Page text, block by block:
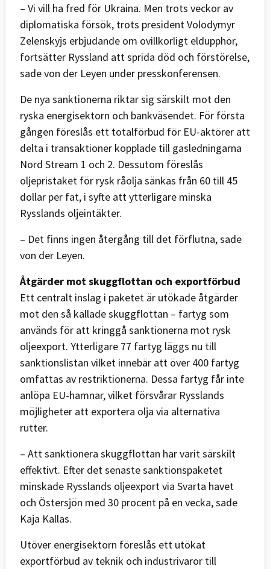
– Vi vill ha fred för Ukraina. Men trots veckor av
diplomatiska försök, trots president Volodymyr
Zelenskyjs erbjudande om ovillkorligt eldupphör,
fortsätter Ryssland att sprida död och förstörelse,
sade von der Leyen under presskonferensen.
De nya sanktionerna riktar sig särskilt mot den
ryska energisektorn och bankväsendet. För första
gången föreslås ett totalförbud för EU-aktörer att
delta i transaktioner kopplade till gasledningarna
Nord Stream 1 och 2. Dessutom föreslås
oljepristaket för rysk råolja sänkas från 60 till 45
dollar per fat, i syfte att ytterligare minska
Rysslands oljeintäkter.
– Det finns ingen återgång till det förflutna, sade
von der Leyen.
Åtgärder mot skuggflottan och exportförbud
Ett centralt inslag i paketet är utökade åtgärder
mot den så kallade skuggflottan – fartyg som
används för att kringgå sanktionerna mot rysk
oljeexport. Ytterligare 77 fartyg läggs nu till
sanktionslistan vilket innebär att över 400 fartyg
omfattas av restriktionerna. Dessa fartyg får inte
anlöpa EU-hamnar, vilket försvårar Rysslands
möjligheter att exportera olja via alternativa
rutter.
– Att sanktionera skuggflottan har varit särskilt
effektivt. Efter det senaste sanktionspaketet
minskade Rysslands oljeexport via Svarta havet
och Östersjön med 30 procent på en vecka, sade
Kaja Kallas.
Utöver energisektorn föreslås ett utökat
exportförbud av teknik och industrivaror till